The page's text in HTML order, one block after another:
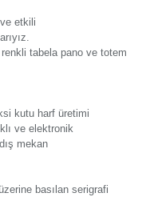
etkili
tabela pano ve totem
kutu harf üretimi
ve elektronik
mekan
basılan serigrafi